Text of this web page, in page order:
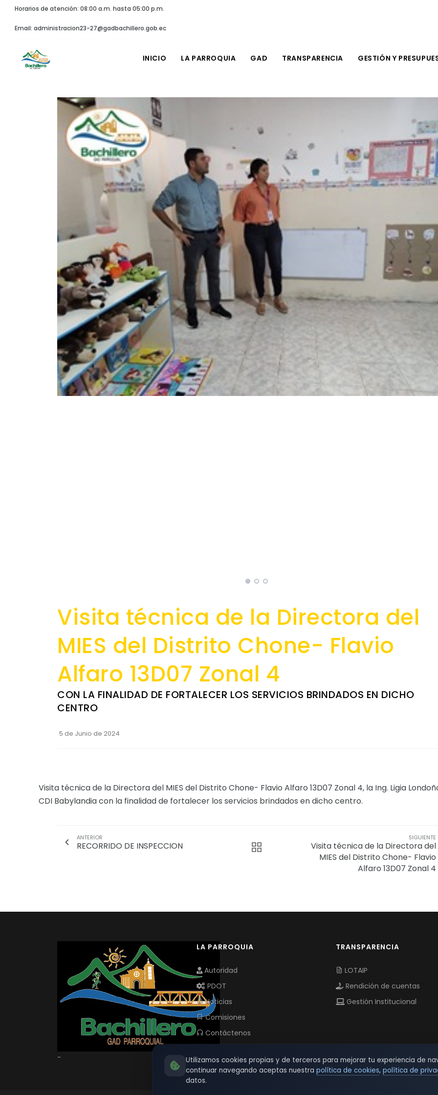
Horarios de atención: 08:00 a.m. hasta 05:00 p.m.
Email: administracion23-27@gadbachillero.gob.ec
INICIO LA PARROQUIA GAD TRANSPARENCIA GESTIÓN Y
Visita técnica de la Directora del
MIES del Distrito Chone- Flavio
Alfaro 13D07 Zonal 4
CON LA FINALIDAD DE FORTALECER LOS SERVICIOS BRINDADOS EN DICHO
CENTRO
5 de Junio de 2024
Visita técnica de la Directora del MIES del Distrito Chone- Flavio Alfaro 13D07 Zonal 4, la Ing. Ligia
CDI Babylandia con la finalidad de fortalecer los servicios brindados en dicho centro.
ANTERIOR
RECORRIDO DE INSPECCION
SIGUIENTE
Visita técnica de la Directora del
MIES del Distrito Chone- Flavio
Alfaro 13D07 Zonal 4
-
LA PARROQUIA
Autoridad
PDOT
Noticias
Comisiones
Contáctenos
TRANSPARENCIA
LOTAIP
Rendición de cuentas
Gestión Institucional
Utilizamos cookies propias y de terceros para mejorar tu experiencia de
continuar navegando aceptas nuestra política de cookies, política de
datos.